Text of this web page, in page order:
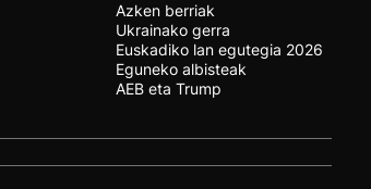
Azken berriak
Ukrainako gerra
Euskadiko lan egutegia 2026
Eguneko albisteak
AEB eta Trump